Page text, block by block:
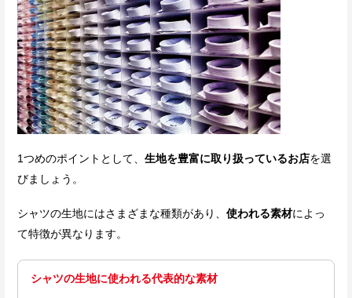
1つめのポイントとして、 生地を豊富に取り扱っているお店を選
びましょう。
シャツの生地にはさまざまな種類があり、 使われる素材によっ
て特徴が異なります。
シャツの生地に使われる代表的な素材